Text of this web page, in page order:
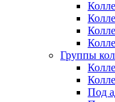
Группы
Под